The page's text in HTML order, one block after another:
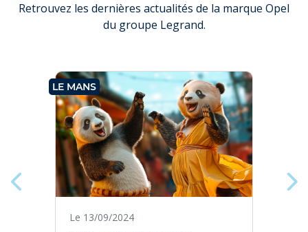
Retrouvez les dernières actualités de la marque Opel
du groupe Legrand.
LE MANS
Le 13/09/2024